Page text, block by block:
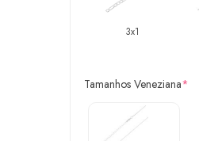
3x1
Tamanhos Veneziana*